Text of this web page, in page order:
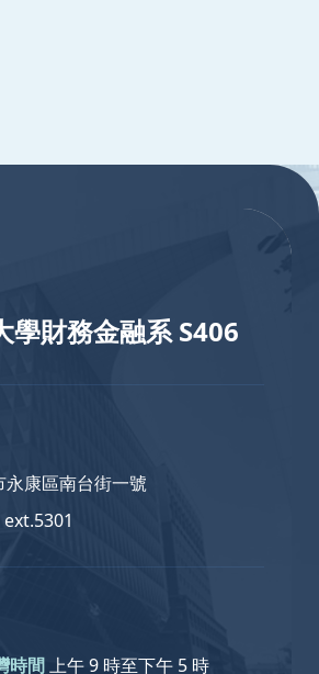
學財務金融系 S406
永康區南台街一號
時間上午 9 時至下午 5 時